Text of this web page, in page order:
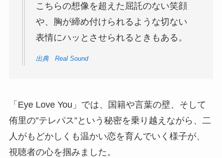
こちらの想像を超えた屈託のない笑顔
や、胸が締め付けられるような切ない
表情にハッとさせられるときもある。
出典 Real Sound
「Eye Love You」では、国籍や言葉の壁、そして
侑里の”テレパス”という秘密を乗り越えながら、二
人がもどかしくも温かい恋を育んでいく様子が、
視聴者の心を掴みました。